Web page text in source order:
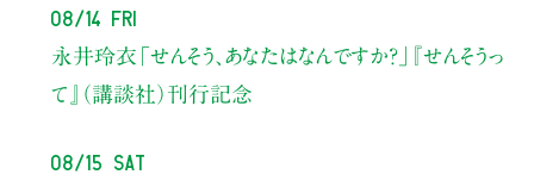
08/14 Fri
永井玲衣 「せんそう、あなたはなんですか？」
『せんそうっ
て』（講談社）刊行記念
08/15 Sat